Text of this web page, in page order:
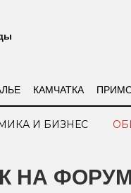
КАМЧАТКА
И БИЗНЕС
НА